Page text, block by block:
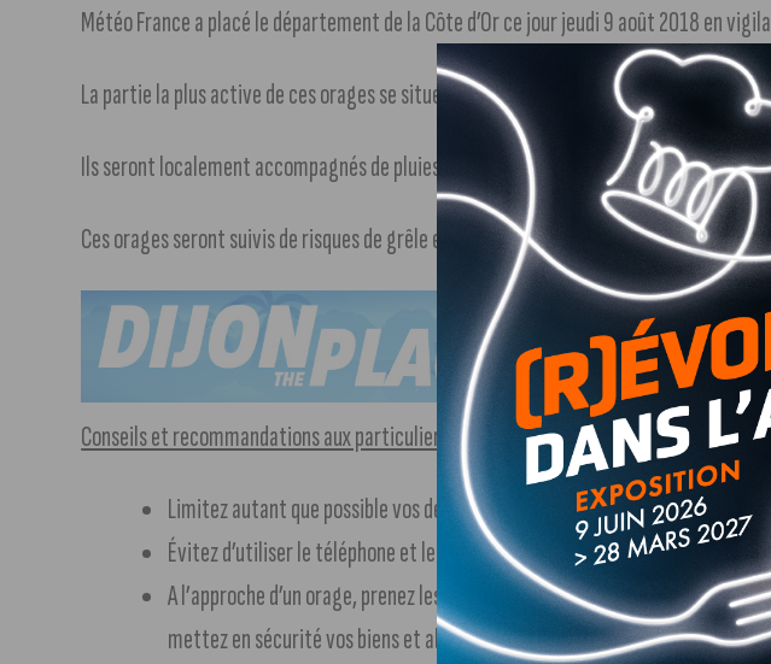
Météo France a placé le département de la Côte d’Or ce jour jeudi 9 août 2018 en
La partie la plus active de ces orages se situera jusqu’en début d’après-midi.
Ils seront localement accompagnés de pluies sévères. Ces précipitations pourront
Ces orages seront suivis de risques de grêle et de rafales de vents se situant entre 80
Conseils et recommandations aux particuliers :
Limitez autant que possible vos déplacements pendant cet épisode et
Évitez d’utiliser le téléphone et les appareils électriques, mettez à l’abri
A l’approche d’un orage, prenez les précautions d’usage pour vous
mettez en sécurité vos biens et abritez-vous hors des zones boisées.